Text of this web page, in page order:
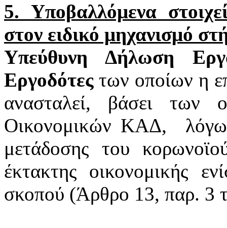
5. Υποβαλλόμενα
στον ειδικό μηχανισμό
Υπεύθυνη Δήλωση
Εργοδότεςτων οποίων η
ανασταλεί, βάσει των
Οικονομικών ΚΑΔ,
μετάδοσης του
έκτακτης οικονομικής
σκοπού (Άρθρο 13, παρ. 3